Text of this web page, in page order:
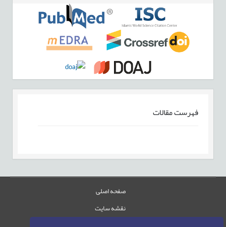
فهرست مقالات
صفحه اصلی
نقشه سایت